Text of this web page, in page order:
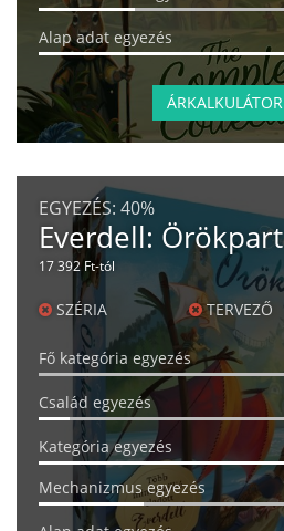
Alap adat egyezés
ÁRKALKULÁTOR
EGYEZÉS: 40%
Everdell: Örökpart
17 392 Ft-tól
SZÉRIA TERVEZŐ
Fő kategória egyezés
Család egyezés
Kategória egyezés
Mechanizmus egyezés